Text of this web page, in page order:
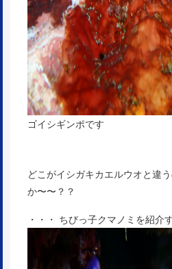
ゴイシギンポです
どこがイシガキカエルウオと違
か〜〜？？
・・・ ちびっ子クマノミを紹介